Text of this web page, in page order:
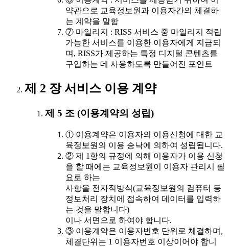
약관으로 교육정보원과 이용자간의 체결하
는 계약을 말함
⑦ 마일리지 : RISS 서비스 중 마일리지 적립
가능한 서비스를 이용한 이용자에게 지급되
며, RISS가 제공하는 특정 디지털 콘텐츠를
구입하는 데 사용하도록 만들어진 포인트
제 2 장 서비스 이용 계약
제 5 조 (이용계약의 성립)
① 이용계약은 이용자의 이용신청에 대한 교
육정보원의 이용 승낙에 의하여 성립됩니다.
② 제 1항의 규정에 의해 이용자가 이용 신청
을 할 때에는 교육정보원이 이용자 관리시 필
요로 하는
사항을 전자적방식(교육정보원의 컴퓨터 등
정보처리 장치에 접속하여 데이터를 입력하
는 것을 말합니다)
이나 서면으로 하여야 합니다.
③ 이용계약은 이용자번호 단위로 체결하며,
체결단위는 1 이용자번호 이상이어야 합니